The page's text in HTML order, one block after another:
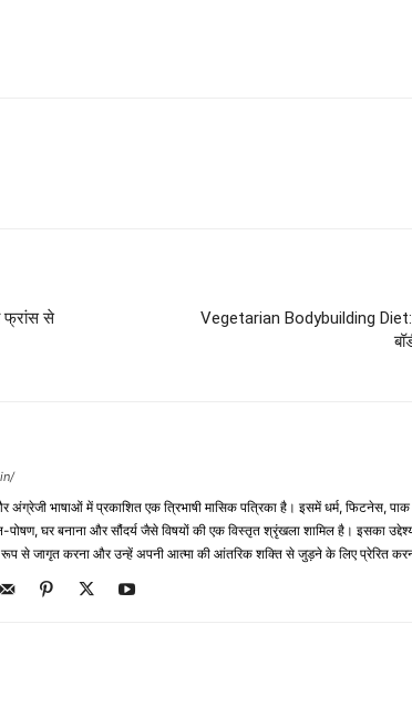
फ्रांस से
Vegetarian Bodybuilding Diet:
और अंग्रेजी भाषाओं में प्रकाशित एक त्रिभाषी मासिक पत्रिका है। इसमें धर्म, फिटनेस,
पोषण, घर बनाना और सौंदर्य जैसे विषयों की एक विस्तृत श्रृंखला शामिल है। इसका
से जागृत करना और उन्हें अपनी आत्मा की आंतरिक शक्ति से जुड़ने के लिए प्रेरित